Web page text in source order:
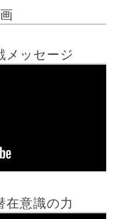
メッセージ
在意識の力